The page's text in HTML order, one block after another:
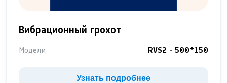
Вибрационный грохот
Модели RVS2 - 500*150
Узнать подробнее